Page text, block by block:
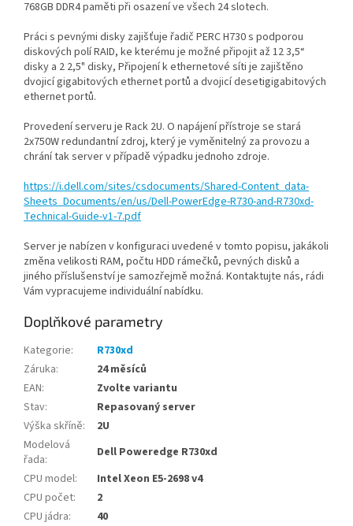
768GB DDR4 paměti při osazení ve všech 24 slotech.
Práci s pevnými disky zajišťuje řadič PERC H730 s podporou
diskových polí RAID, ke kterému je možné připojit až 12 3,5“
disky a 2 2,5" disky, Připojení k ethernetové síti je zajištěno
dvojicí gigabitových ethernet portů a dvojicí desetigigabitových
ethernet portů.
Provedení serveru je Rack 2U. O napájení přístroje se stará
2x750W redundantní zdroj, který je vyměnitelný za provozu a
chrání tak server v případě výpadku jednoho zdroje.
https://i.dell.com/sites/csdocuments/Shared-Content_data-
Sheets_Documents/en/us/Dell-PowerEdge-R730-and-R730xd-
Technical-Guide-v1-7.pdf
Server je nabízen v konfiguraci uvedené v tomto popisu, jakákoli
změna velikosti RAM, počtu HDD rámečků, pevných disků a
jiného příslušenství je samozřejmě možná. Kontaktujte nás, rádi
Vám vypracujeme individuální nabídku.
Doplňkové parametry
Kategorie:
R730xd
Záruka:
24 měsíců
EAN:
Zvolte variantu
Stav:
Repasovaný server
Výška skříně:
2U
Modelová
řada:
Dell Poweredge R730xd
CPU model:
Intel Xeon E5-2698 v4
CPU počet:
2
CPU jádra:
40